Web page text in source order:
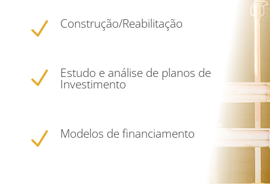
N Construção/Reabilitação
N Estudo e análise de planos de
Investimento
N Modelos de financiamento